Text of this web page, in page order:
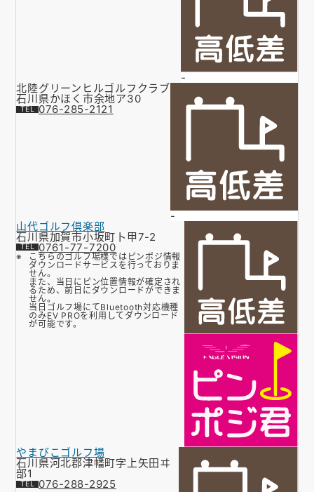
-
北陸グリーンヒルゴルフクラブ
石川県かほく市余地ア30
076-285-2121
-
山代ゴルフ倶楽部
石川県加賀市小坂町卜甲7-2
0761-77-7200
こちらのゴルフ場様ではピンポジ情報
ダウンロードサービスを行っておりま
せん。
また、当日にピン位置情報が確定され
るため、前日にダウンロードができま
せん。
当日ゴルフ場にてBluetooth対応機種
のみEV PROを利用してダウンロード
が可能です。
やまびこゴルフ場
石川県河北郡津幡町字上矢田ヰ
部1
076-288-2925